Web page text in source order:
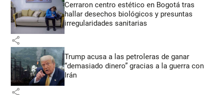
Cerraron centro estético en Bogotá tras
hallar desechos biológicos y presuntas
irregularidades sanitarias
share
Trump acusa a las petroleras de ganar
“demasiado dinero” gracias a la guerra con
Irán
share